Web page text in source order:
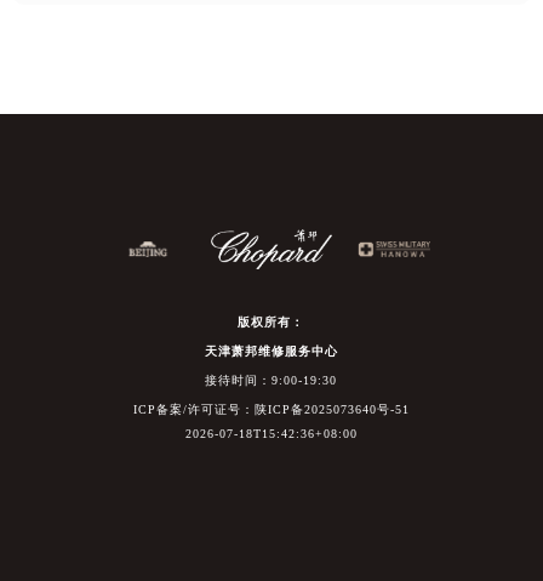
版权所有：
天津萧邦维修服务中心
接待时间：9:00-19:30
ICP备案/许可证号：陕ICP备2025073640号-51
2026-07-18T15:42:36+08:00